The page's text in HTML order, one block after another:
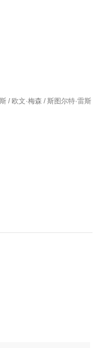
/ 欧文·梅森 / 斯图尔特·雷斯